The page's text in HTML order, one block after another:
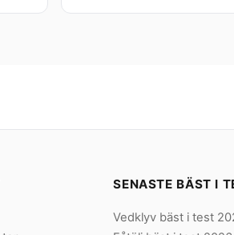
SENASTE BÄST I
Vedklyv bäst i test